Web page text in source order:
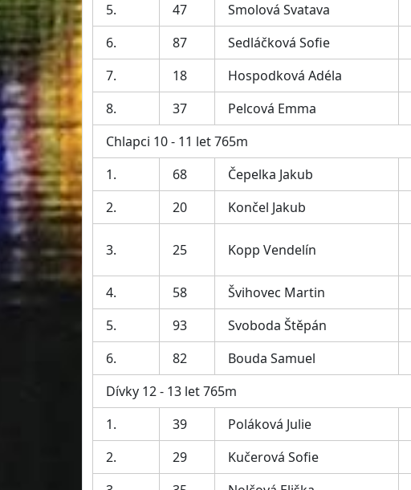
5.
47 Smolová Svatava
6.
87 Sedláčková Sofie
7.
18 Hospodková Adéla
8.
37 Pelcová Emma
Chlapci 10 - 11 let 765m
1.
68 Čepelka Jakub
2.
20 Končel Jakub
3. 25 Kopp Vendelín
4. 58 Švihovec Martin
5.
93 Svoboda Štěpán
6.
82 Bouda Samuel
Dívky 12 - 13 let 765m
1.
39 Poláková Julie
2.
29 Kučerová Sofie